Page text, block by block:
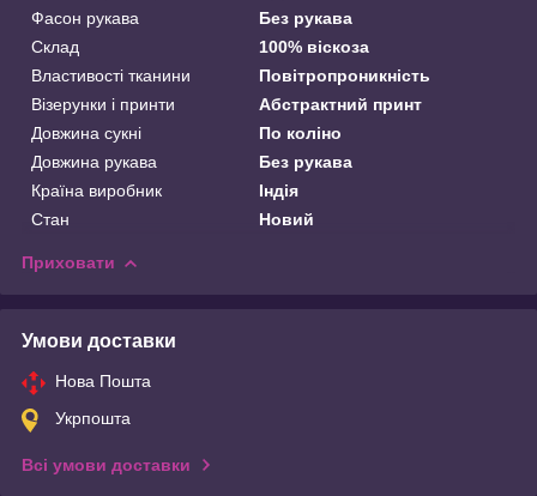
Фасон рукава
Без рукава
Склад
100% віскоза
Властивості тканини
Повітропроникність
Візерунки і принти
Абстрактний принт
Довжина сукні
По коліно
Довжина рукава
Без рукава
Країна виробник
Індія
Стан
Новий
Приховати
Умови доставки
Нова Пошта
Укрпошта
Всі умови доставки